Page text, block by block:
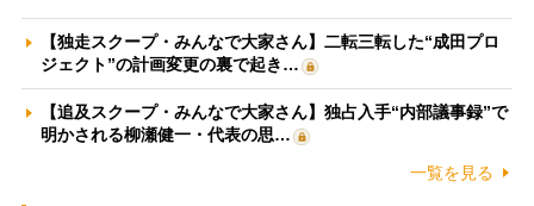
【独走スクープ・みんなで大家さん】二転三転した“成田プロ
ジェクト”の計画変更の裏で起き…
【追及スクープ・みんなで大家さん】独占入手“内部議事録”で
明かされる柳瀬健一・代表の思…
一覧を見る